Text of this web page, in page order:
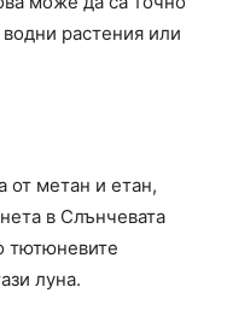
растения или
от метан и етан,
в Слънчевата
тютюневите
луна.